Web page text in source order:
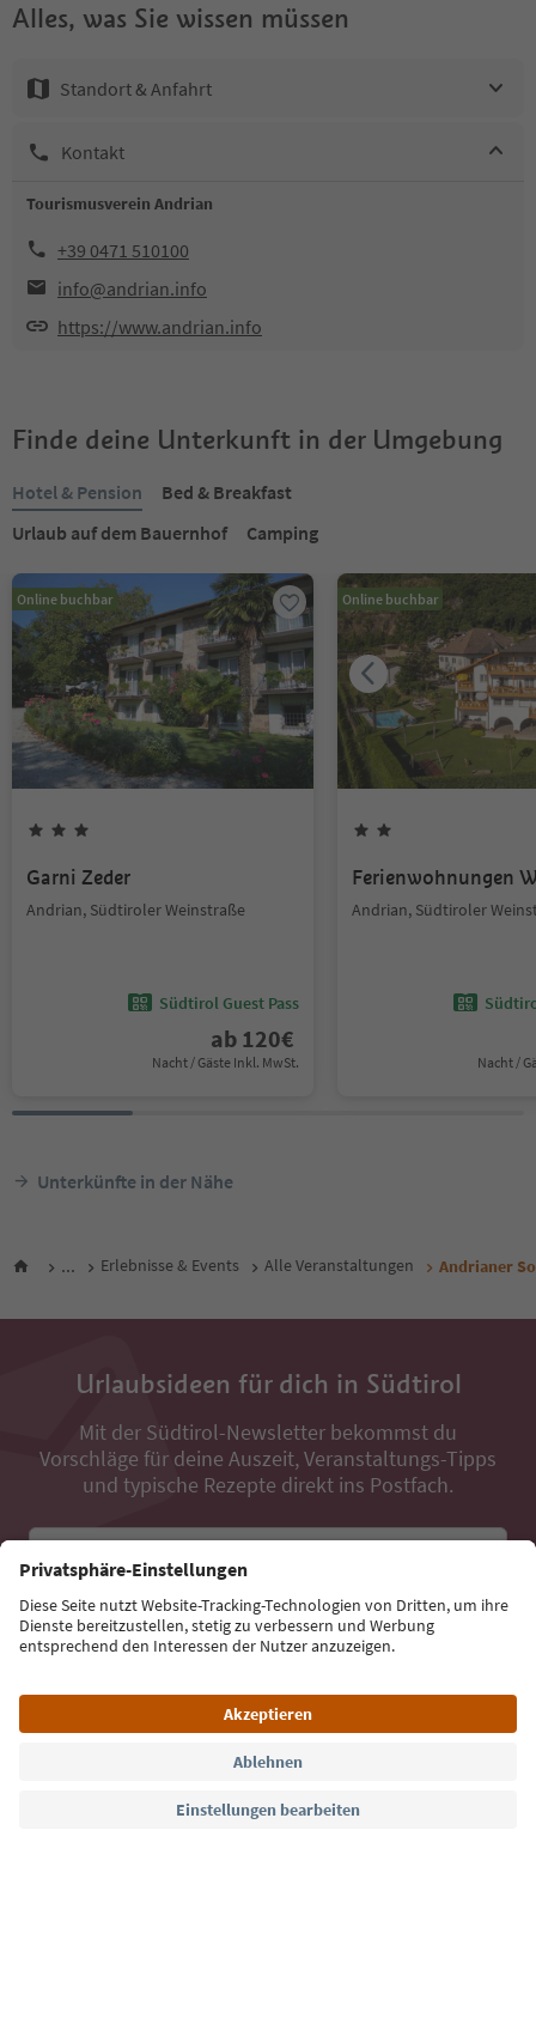
Alles, was Sie wissen müssen
Standort & Anfahrt
Kontakt
Tourismusverein Andrian
+39 0471 510100
info@andrian.info
https://www.andrian.info
Finde deine Unterkunft in der Umgebung
Hotel & Pension
Bed & Breakfast
Urlaub auf dem Bauernhof
Camping
Online buchbar
Garni Zeder
Andrian, Südtiroler Weinstraße
Südtirol Guest Pass
ab 120€
Nacht / Gäste Inkl. MwSt.
Online buchbar
Ferienwohnungen
Andrian, Südtiroler
Nacht /
Unterkünfte in der Nähe
... Erlebnisse & Events Alle Veranstaltungen Andrianer
Urlaubsideen für dich in Südtirol
Mit der Südtirol-Newsletter bekommst du
Vorschläge für deine Auszeit, Veranstaltungs-Tipps
und typische Rezepte direkt ins Postfach.
Jetzt anmelden